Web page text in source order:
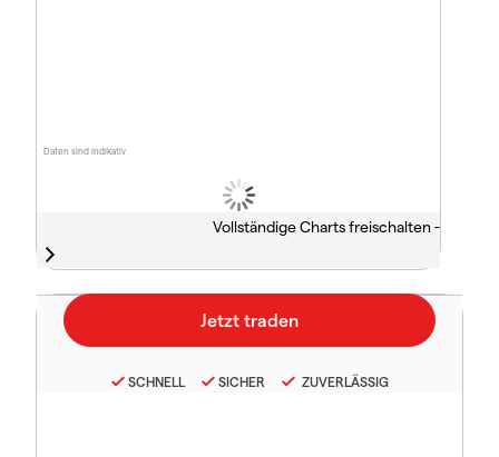
Daten sind indikativ
Vollständige Charts freischalten -
SCHNELL SICHER ZUVERLÄSSIG